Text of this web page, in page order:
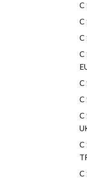
C
C
C
C
C
C
C
C
C